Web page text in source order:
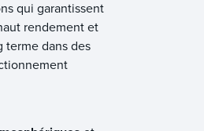
qui garantissent
rendement et
terme dans des